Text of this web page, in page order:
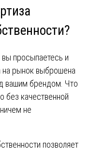
просыпаетесь и
на рынок выброшена
вашим брендом. Что
без качественной
не
позволяет